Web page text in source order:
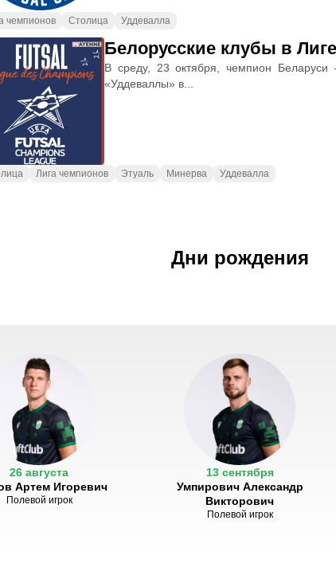
чемпионов Столица Уддевалла
Белорусские клубы в
В среду, 23 октября, чемпион Беларуси
«Уддеваллы» в...
Лига чемпионов Этуаль Минерва Уддевалла
Дни рождения
26 августа
Артем Игоревич
Полевой игрок
13 сентября
Умпирович Александр
Викторович
Полевой игрок